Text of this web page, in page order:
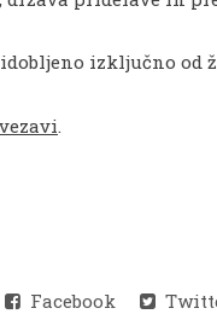
izključno
Facebook